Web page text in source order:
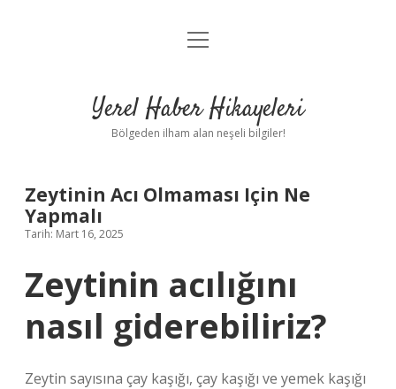
Anasayfa
Yasal Uyarı
menüyü
Yerel Haber Hikayeleri
Bölgeden ilham alan neşeli bilgiler!
Zeytinin Acı Olmaması Için Ne
Yapmalı
Tarih: Mart 16, 2025
Zeytinin acılığını
nasıl giderebiliriz?
Zeytin sayısına çay kaşığı, çay kaşığı ve yemek kaşığı